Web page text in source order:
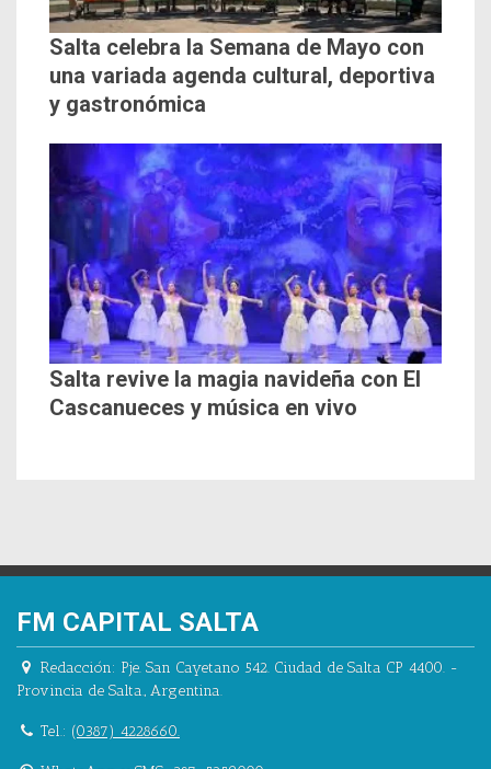
Salta celebra la Semana de Mayo con
una variada agenda cultural, deportiva
y gastronómica
Salta revive la magia navideña con El
Cascanueces y música en vivo
FM CAPITAL SALTA
Redacción: Pje. San Cayetano 542. Ciudad de Salta CP 4400. -
Provincia de Salta., Argentina.
Tel.: (0387) 4228660.